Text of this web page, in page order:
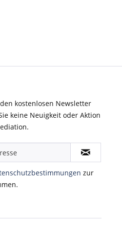
kostenlosen Newsletter
keine Neuigkeit oder Aktion
zur